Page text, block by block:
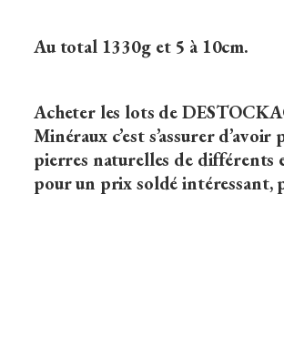
Au total 1330g et 5 à 10cm.
Acheter les lots de
Minéraux c’est s’assurer
pierres naturelles de différents
pour un prix soldé intéressant,